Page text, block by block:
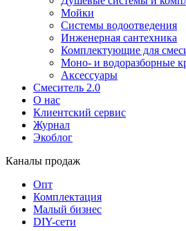
Мойки
Системы водоотведения
Инженерная сантехника
Комплектующие для
Моно- и водоразборные
Аксессуары
Смеситель 2.0
О нас
Клиентский сервис
Журнал
Экоблог
Каналы продаж
Опт
Комплектация
Малый бизнес
DIY-сети